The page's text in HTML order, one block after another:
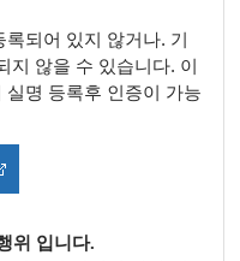
되어 있지 않거나. 기
지 않을 수 있습니다. 이
명 등록후 인증이 가능
위 입니다.